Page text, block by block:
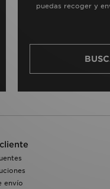
puedas recoger y
envío